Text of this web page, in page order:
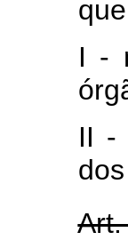
I -
II -